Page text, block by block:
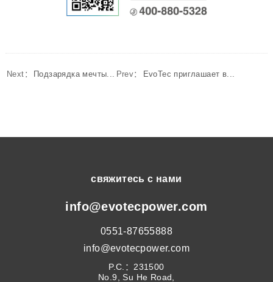
Next： Подзарядка мечты... Prev： EvoTec приглашает в...
свяжитесь с нами
info@evotecpower.com
0551-87655888
info@evotecpower.com
P.C.：231500
No.9, Su He Road,